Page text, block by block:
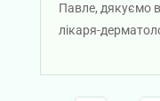
Павле, дякуємо
лікаря-
Олександрівну.